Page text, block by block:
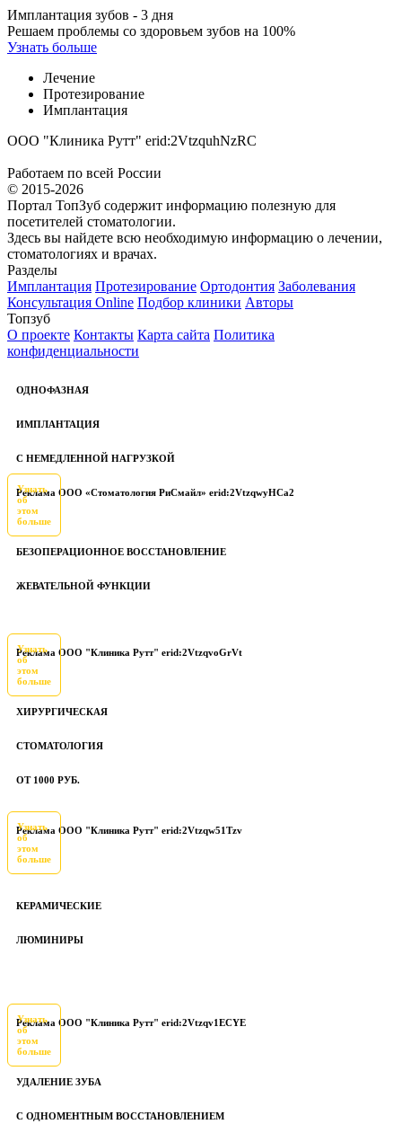
Имплантация зубов - 3 дня
Решаем проблемы со здоровьем зубов на 100%
Узнать больше
Лечение
Протезирование
Имплантация
ООО "Клиника Рутт" erid:2VtzquhNzRC
Работаем по всей России
© 2015-2026
Портал ТопЗуб содержит информацию полезную для
посетителей стоматологии.
Здесь вы найдете всю необходимую информацию о лечении,
стоматологиях и врачах.
Разделы
Имплантация Протезирование Ортодонтия Заболевания
Консультация Online Подбор клиники Авторы
Топзуб
О проекте Контакты Карта сайта Политика
конфиденциальности
ОДНОФАЗНАЯ
ИМПЛАНТАЦИЯ
С НЕМЕДЛЕННОЙ НАГРУЗКОЙ
Реклама ООО «Стоматология РиСмайл» erid:2VtzqwyHCa2
Узнать
об
этом
больше
БЕЗОПЕРАЦИОННОЕ ВОССТАНОВЛЕНИЕ
ЖЕВАТЕЛЬНОЙ ФУНКЦИИ
Реклама ООО "Клиника Рутт" erid:2VtzqvoGrVt
Узнать
об
этом
больше
ХИРУРГИЧЕСКАЯ
СТОМАТОЛОГИЯ
ОТ 1000 РУБ.
Реклама ООО "Клиника Рутт" erid:2Vtzqw51Tzv
Узнать
об
этом
больше
КЕРАМИЧЕСКИЕ
ЛЮМИНИРЫ
Реклама ООО "Клиника Рутт" erid:2Vtzqv1ECYE
Узнать
об
этом
больше
УДАЛЕНИЕ ЗУБА
С ОДНОМЕНТНЫМ ВОССТАНОВЛЕНИЕМ